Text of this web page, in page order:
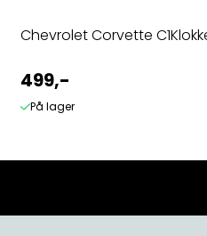
Chevrolet Corvette
499,-
På lager